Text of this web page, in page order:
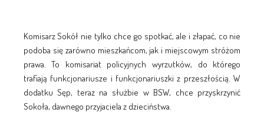
Komisarz Sokół nie tylko chce go spotkać, ale i złapać, co nie
podoba się zarówno mieszkańcom, jak i miejscowym stróżom
prawa. To komisariat policyjnych wyrzutków, do którego
trafiają funkcjonariusze i funkcjonariuszki z przeszłością. W
dodatku Sęp, teraz na służbie w BSW, chce przyskrzynić
Sokoła, dawnego przyjaciela z dzieciństwa.